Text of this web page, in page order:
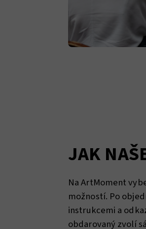
JAK
Na ArtMoment
možností. Po
instrukcemi a
obdarovaný zvolí